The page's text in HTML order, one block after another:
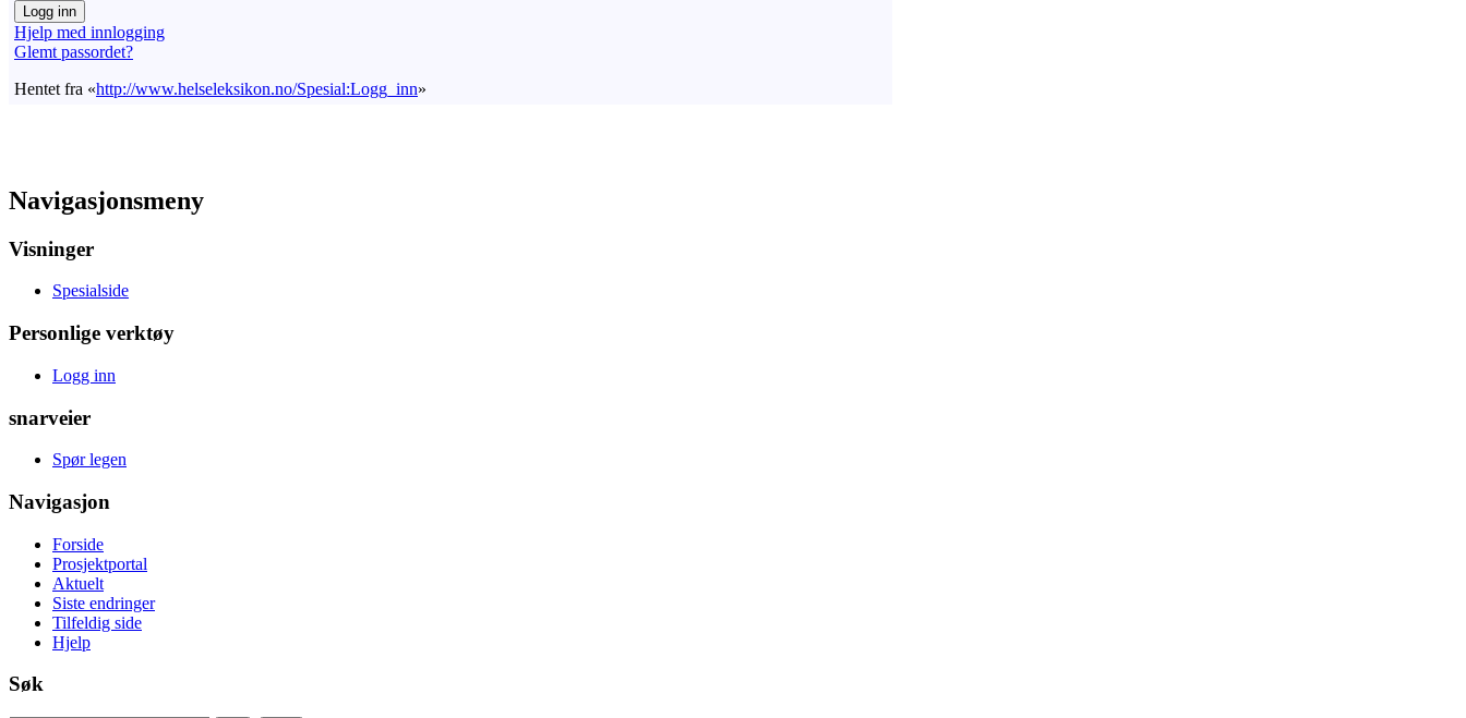
Logg inn
Hjelp med innlogging
Glemt passordet?
Hentet fra «http://www.helseleksikon.no/Spesial:Logg_inn»
Navigasjonsmeny
Visninger
Spesialside
Personlige verktøy
Logg inn
snarveier
Spør legen
Navigasjon
Forside
Prosjektportal
Aktuelt
Siste endringer
Tilfeldig side
Hjelp
Søk